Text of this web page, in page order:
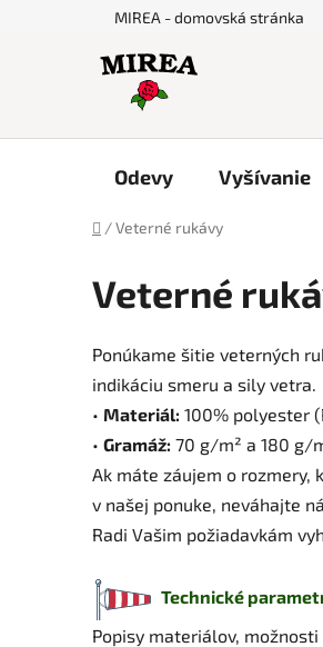
MIREA - domovská stránka
Odevy Vyšívanie
Domov
/Veterné rukávy
Veterné
Ponúkame šitie veterných
indikáciu smeru a sily vetra.
• Materiál: 100% polyester
• Gramáž: 70 g/m² a 180 g/
Ak máte záujem o rozmery,
v našej ponuke, neváhajte
Radi Vašim požiadavkám
Technické
Popisy materiálov,